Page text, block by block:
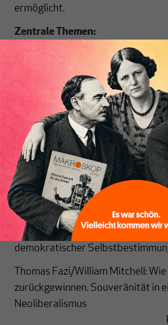
Inhaltsverzeichnis
ermöglicht.
Zentrale Themen:
Der politische Ursprung des
Die Rolle
Systemwechsel
Warum Globalisierung kein
Der demokratische Staat als
Marktgläubigkeit und
Perspektiven für eine neue
Ordnung souveräner Staaten
Wo viele das Ende staatlicher
Fazi und Mitchell seine
demokratischer
Thomas Fazi/William Mitchell:
zurückgewinnen. Souveränität in
Neoliberalismus